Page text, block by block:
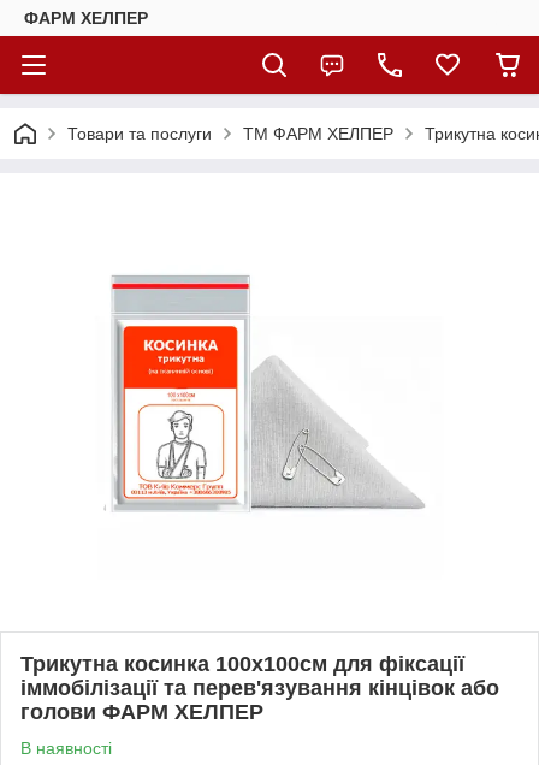
ФАРМ ХЕЛПЕР
Товари та послуги ТМ ФАРМ ХЕЛПЕР Трикутна
Трикутна косинка 100х100см для фіксації
іммобілізації та перев'язування кінцівок або
голови ФАРМ ХЕЛПЕР
В наявності